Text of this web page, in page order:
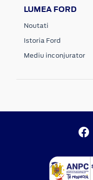
LUMEA FORD
Noutati
Istoria Ford
Mediu inconjurator